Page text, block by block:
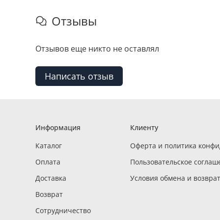
Отзывы
Отзывов еще никто не оставлял
Написать отзыв
Информация
Каталог
Оплата
Доставка
Возврат
Сотрудничество
Клиенту
Оферта и политика
Пользовательское
Условия обмена и